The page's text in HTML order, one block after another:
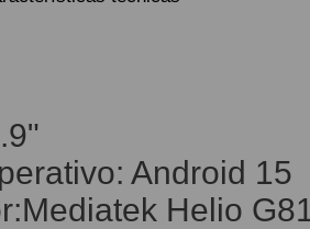
Android 15
Helio